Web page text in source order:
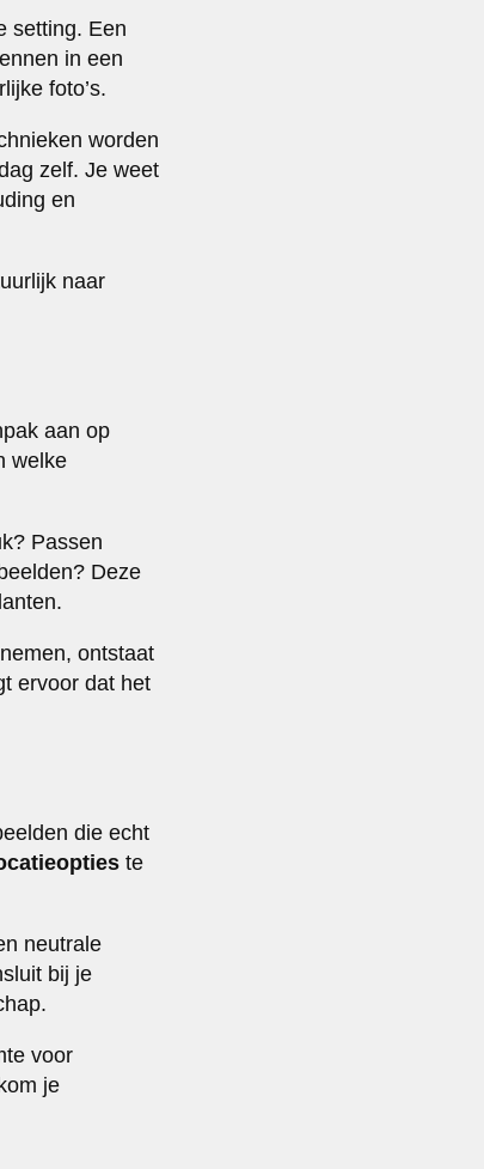
setting. Een
in een
foto’s.
worden
zelf. Je weet
en
naar
aan op
welke
Passen
Deze
ontstaat
ervoor dat het
die echt
te
neutrale
bij je
voor
je